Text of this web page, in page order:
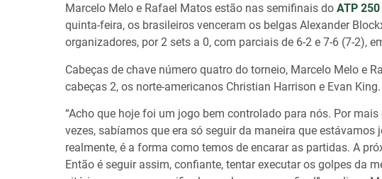
Marcelo Melo e Rafael Matos estão nas semifinais do ATP
quinta-feira, os brasileiros venceram os belgas Alexander
organizadores, por 2 sets a 0, com parciais de 6-2 e 7-6 (7-2),
Cabeças de chave número quatro do torneio, Marcelo Melo e
cabeças 2, os norte-americanos Christian Harrison e Evan King.
“Acho que hoje foi um jogo bem controlado para nós. Por
vezes, sabíamos que era só seguir da maneira que estávamos
realmente, é a forma como temos de encarar as partidas. A
Então é seguir assim, confiante, tentar executar os golpes da